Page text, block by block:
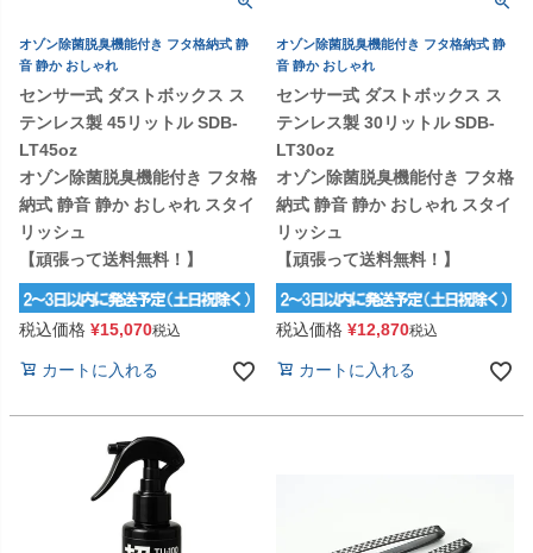
オゾン除菌脱臭機能付き フタ格納式 静
音 静か おしゃれ
センサー式 ダストボックス ス
テンレス製 45リットル SDB-
LT45oz
オゾン除菌脱臭機能付き フタ格
納式 静音 静か おしゃれ スタイ
リッシュ
【頑張って送料無料！】
税込価格 ¥15,070税込
カートに入れる
オゾン除菌脱臭機能付き フタ格納式 静
音 静か おしゃれ
センサー式 ダストボックス ス
テンレス製 30リットル SDB-
LT30oz
オゾン除菌脱臭機能付き フタ格
納式 静音 静か おしゃれ スタイ
リッシュ
【頑張って送料無料！】
税込価格 ¥12,870税込
カートに入れる